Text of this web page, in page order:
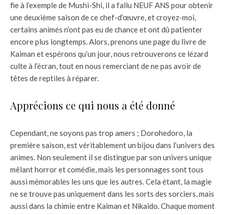
fie à l’exemple de Mushi-Shi, il a fallu NEUF ANS pour obtenir
une deuxième saison de ce chef-d’œuvre, et croyez-moi,
certains animés n’ont pas eu de chance et ont dû patienter
encore plus longtemps. Alors, prenons une page du livre de
Kaiman et espérons qu’un jour, nous retrouverons ce lézard
culte à l’écran, tout en nous remerciant de ne pas avoir de
têtes de reptiles à réparer.
Apprécions ce qui nous a été donné
Cependant, ne soyons pas trop amers ; Dorohedoro, la
première saison, est véritablement un bijou dans l’univers des
animes. Non seulement il se distingue par son univers unique
mêlant horror et comédie, mais les personnages sont tous
aussi mémorables les uns que les autres. Cela étant, la magie
ne se trouve pas uniquement dans les sorts des sorciers, mais
aussi dans la chimie entre Kaiman et Nikaido. Chaque moment